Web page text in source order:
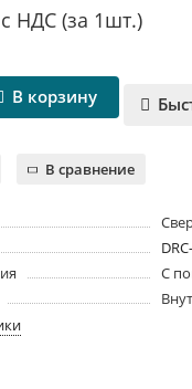
с НДС (за 1шт.)
В корзину
В сравнение
С